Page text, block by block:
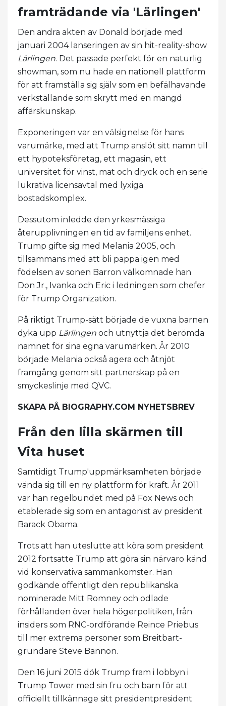
framträdande via 'Lärlingen'
Den andra akten av Donald började med
januari 2004 lanseringen av sin hit-reality-show
Lärlingen. Det passade perfekt för en naturlig
showman, som nu hade en nationell plattform
för att framställa sig själv som en befälhavande
verkställande som skrytt med en mängd
affärskunskap.
Exponeringen var en välsignelse för hans
varumärke, med att Trump anslöt sitt namn till
ett hypoteksföretag, ett magasin, ett
universitet för vinst, mat och dryck och en serie
lukrativa licensavtal med lyxiga
bostadskomplex.
Dessutom inledde den yrkesmässiga
återupplivningen en tid av familjens enhet.
Trump gifte sig med Melania 2005, och
tillsammans med att bli pappa igen med
födelsen av sonen Barron välkomnade han
Don Jr., Ivanka och Eric i ledningen som chefer
för Trump Organization.
På riktigt Trump-sätt började de vuxna barnen
dyka upp Lärlingen och utnyttja det berömda
namnet för sina egna varumärken. År 2010
började Melania också agera och åtnjöt
framgång genom sitt partnerskap på en
smyckeslinje med QVC.
SKAPA PÅ BIOGRAPHY.COM NYHETSBREV
Från den lilla skärmen till
Vita huset
Samtidigt Trump'uppmärksamheten började
vända sig till en ny plattform för kraft. År 2011
var han regelbundet med på Fox News och
etablerade sig som en antagonist av president
Barack Obama.
Trots att han uteslutte att köra som president
2012 fortsatte Trump att göra sin närvaro känd
vid konservativa sammankomster. Han
godkände offentligt den republikanska
nominerade Mitt Romney och odlade
förhållanden över hela högerpolitiken, från
insiders som RNC-ordförande Reince Priebus
till mer extrema personer som Breitbart-
grundare Steve Bannon.
Den 16 juni 2015 dök Trump fram i lobbyn i
Trump Tower med sin fru och barn för att
officiellt tillkännage sitt presidentpresident